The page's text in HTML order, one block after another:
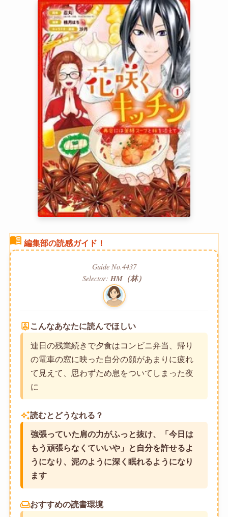
menu_book 編集部の読感ガイド！
Guide No.4437
Selector: HM（林）
person_pin こんなあなたに読んでほしい
連日の残業続きで夕食はコンビニ弁当、帰り
の電車の窓に映った自分の顔があまりに疲れ
て見えて、思わずため息をついてしまった夜
に
auto_awesome読むとどうなれる？
強張っていた肩の力がふっと抜け、「今日は
もう頑張らなくていいや」と自分を許せるよ
うになり、泥のように深く眠れるようになり
ます
weekendおすすめの読書環境